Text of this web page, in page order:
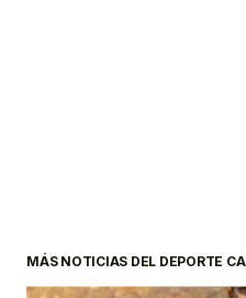
MÁS NOTICIAS DEL DEPORTE